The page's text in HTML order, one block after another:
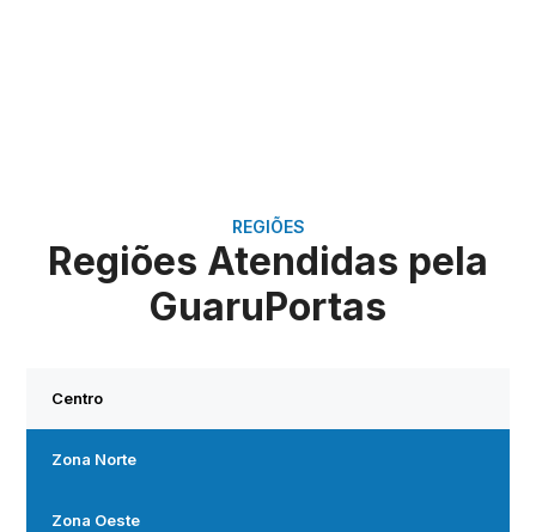
REGIÕES
Regiões Atendidas pela
GuaruPortas
Centro
Zona Norte
Zona Oeste